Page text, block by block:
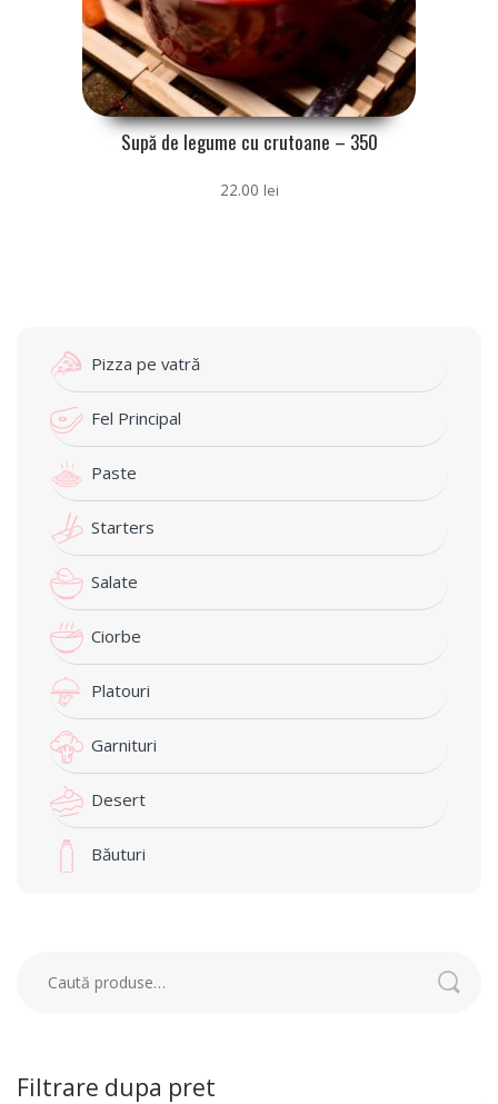
Supă de legume cu crutoane – 350
22.00 lei
Pizza pe vatră
Fel Principal
Paste
Starters
Salate
Ciorbe
Platouri
Garnituri
Desert
Băuturi
Filtrare dupa pret